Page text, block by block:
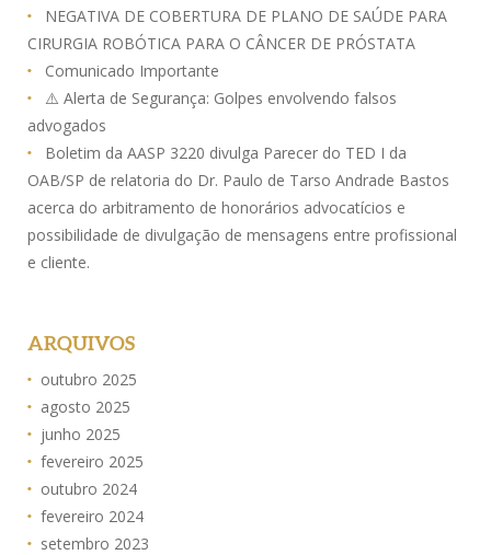
NEGATIVA DE COBERTURA DE PLANO DE SAÚDE PARA
CIRURGIA ROBÓTICA PARA O CÂNCER DE PRÓSTATA
Comunicado Importante
⚠️ Alerta de Segurança: Golpes envolvendo falsos
advogados
Boletim da AASP 3220 divulga Parecer do TED I da
OAB/SP de relatoria do Dr. Paulo de Tarso Andrade Bastos
acerca do arbitramento de honorários advocatícios e
possibilidade de divulgação de mensagens entre profissional
e cliente.
ARQUIVOS
outubro 2025
agosto 2025
junho 2025
fevereiro 2025
outubro 2024
fevereiro 2024
setembro 2023